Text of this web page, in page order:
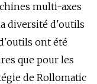
multi-axes
diversité d'outils
ont été
que pour les
de Rollomatic